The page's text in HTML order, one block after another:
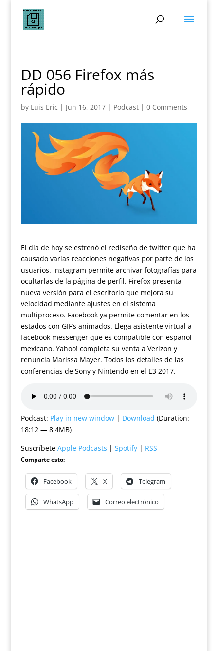
DD 056 Firefox más
rápido
by Luis Eric | Jun 16, 2017| Podcast| 0 Comments
El día de hoy se estrenó el rediseño de twitter que ha
causado varias reacciones negativas por parte de los
usuarios. Instagram permite archivar fotografías para
ocultarlas de la página de perfil. Firefox presenta
nueva versión para el escritorio que mejora su
velocidad mediante ajustes en el sistema
multiproceso. Facebook ya permite comentar en los
estados con GIF’s animados. Llega asistente virtual a
facebook messenger que es compatible con español
mexicano. Yahoo! completa su venta a Verizon y
renuncia Marissa Mayer. Todos los detalles de las
conferencias de Sony y Nintendo en el E3 2017.
Podcast: Play in new window| Download (Duration:
18:12 — 8.4MB)
Suscríbete Apple Podcasts | Spotify| RSS
Comparte esto:
Facebook X Telegram
WhatsApp Correo electrónico